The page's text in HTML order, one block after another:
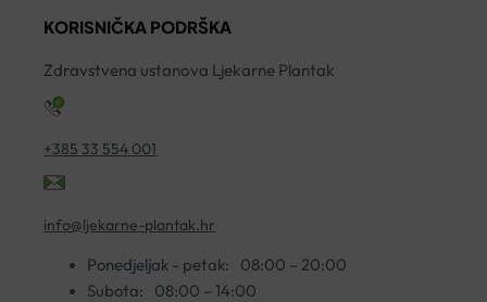
količina
KORISNIČKA PODRŠKA
Zdravstvena ustanova Ljekarne Plantak
+385 33 554 001
info@ljekarne-plantak.hr
Ponedjeljak - petak:
08:00 – 20:00
Subota:
08:00 – 14:00